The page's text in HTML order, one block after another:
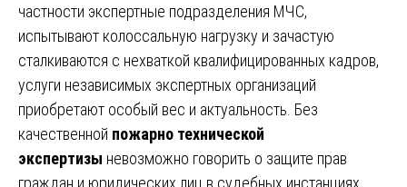
частности экспертные подразделения МЧС,
испытывают колоссальную нагрузку и зачастую
сталкиваются с нехваткой квалифицированных кадров,
услуги независимых экспертных организаций
приобретают особый вес и актуальность. Без
качественной пожарно технической
экспертизы невозможно говорить о защите прав
граждан и юридических лиц в судебных инстанциях.